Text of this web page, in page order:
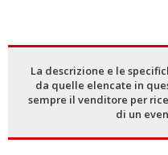
La descrizione e le
da quelle elencate in
sempre il venditore per
di un